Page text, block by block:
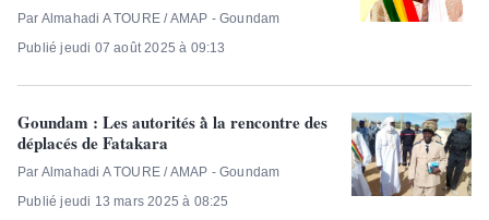
Par Almahadi A TOURE / AMAP - Goundam
Publié jeudi 07 août 2025 à 09:13
Goundam : Les autorités à̀ la rencontre des
déplacés de Fatakara
Par Almahadi A TOURE / AMAP - Goundam
Publié jeudi 13 mars 2025 à 08:25